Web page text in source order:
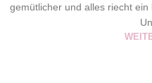
gemütlicher und alles riecht ein